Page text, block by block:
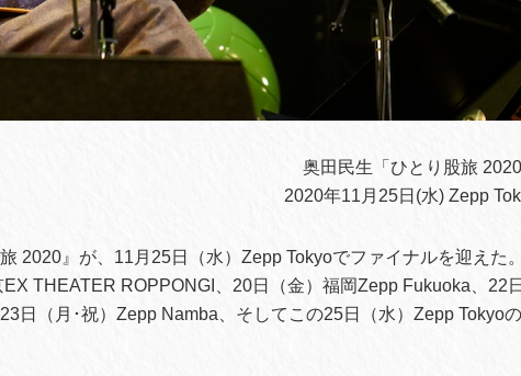
奥田民生「ひとり股旅 2020
2020年11月25日(水) Zepp
2020』が、11月25日（水）Zepp Tokyoでファイナルを迎えた。
THEATER ROPPONGI、20日（金）福岡Zepp Fukuoka、22日
日（月･祝）Zepp Namba、そしてこの25日（水）Zepp Tokyoの